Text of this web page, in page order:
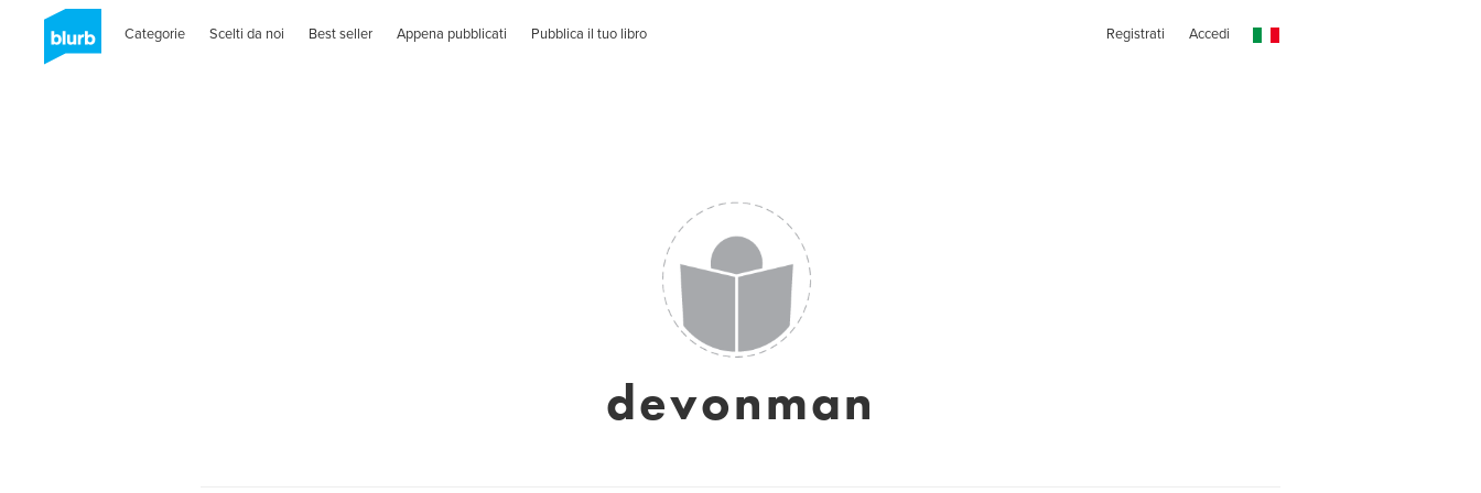
Categorie Scelti da noi Best seller Appena pubblicati Pubblica il tuo libro Registrati Accedi
devonman